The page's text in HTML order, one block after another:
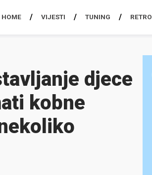
HOME VIJESTI TUNING RETRO
djece
kobne